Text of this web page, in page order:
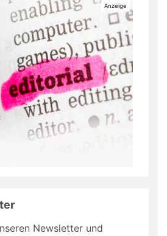
Newsletter und